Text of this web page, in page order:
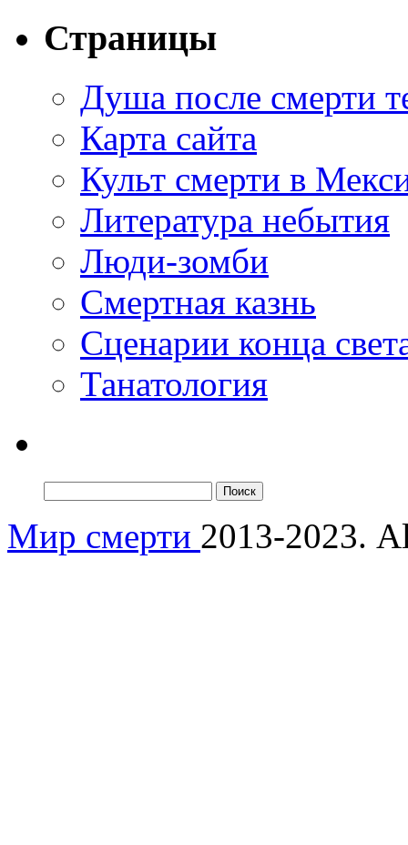
Страницы
Душа после смерти
Карта сайта
Культ смерти в
Литература небытия
Люди-зомби
Смертная казнь
Сценарии конца
Танатология
Мир смерти 2013-2023.